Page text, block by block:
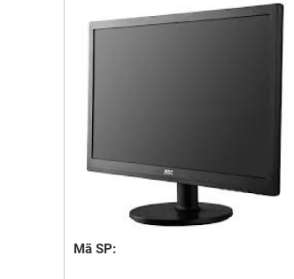
Mã SP: